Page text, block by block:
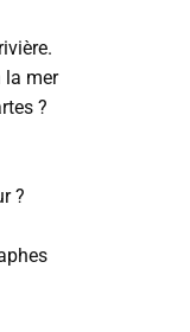
la mer
?
?